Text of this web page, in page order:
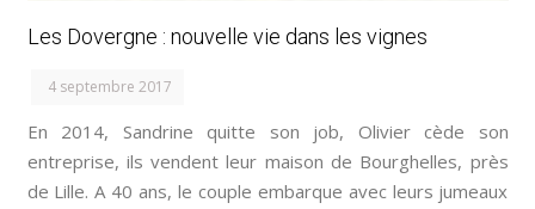
Les Dovergne : nouvelle vie dans les vignes
4 septembre 2017
En 2014, Sandrine quitte son job, Olivier cède son
entreprise, ils vendent leur maison de Bourghelles, près
de Lille. A 40 ans, le couple embarque avec leurs jumeaux